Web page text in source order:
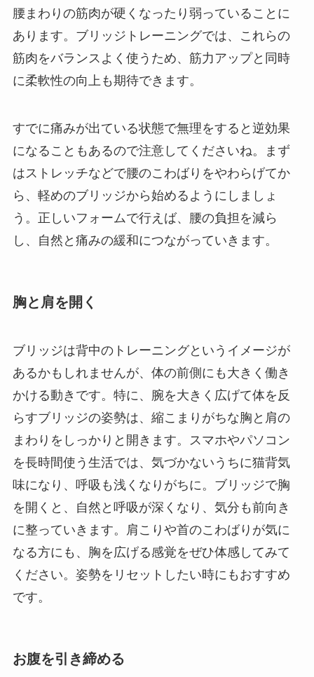
腰まわりの筋肉が硬くなったり弱っていることに
あります。ブリッジトレーニングでは、これらの
筋肉をバランスよく使うため、筋力アップと同時
に柔軟性の向上も期待できます。
すでに痛みが出ている状態で無理をすると逆効果
になることもあるので注意してくださいね。まず
はストレッチなどで腰のこわばりをやわらげてか
ら、軽めのブリッジから始めるようにしましょ
う。正しいフォームで行えば、腰の負担を減ら
し、自然と痛みの緩和につながっていきます。
胸と肩を開く
ブリッジは背中のトレーニングというイメージが
あるかもしれませんが、体の前側にも大きく働き
かける動きです。特に、腕を大きく広げて体を反
らすブリッジの姿勢は、縮こまりがちな胸と肩の
まわりをしっかりと開きます。スマホやパソコン
を長時間使う生活では、気づかないうちに猫背気
味になり、呼吸も浅くなりがちに。ブリッジで胸
を開くと、自然と呼吸が深くなり、気分も前向き
に整っていきます。肩こりや首のこわばりが気に
なる方にも、胸を広げる感覚をぜひ体感してみて
ください。姿勢をリセットしたい時にもおすすめ
です。
お腹を引き締める